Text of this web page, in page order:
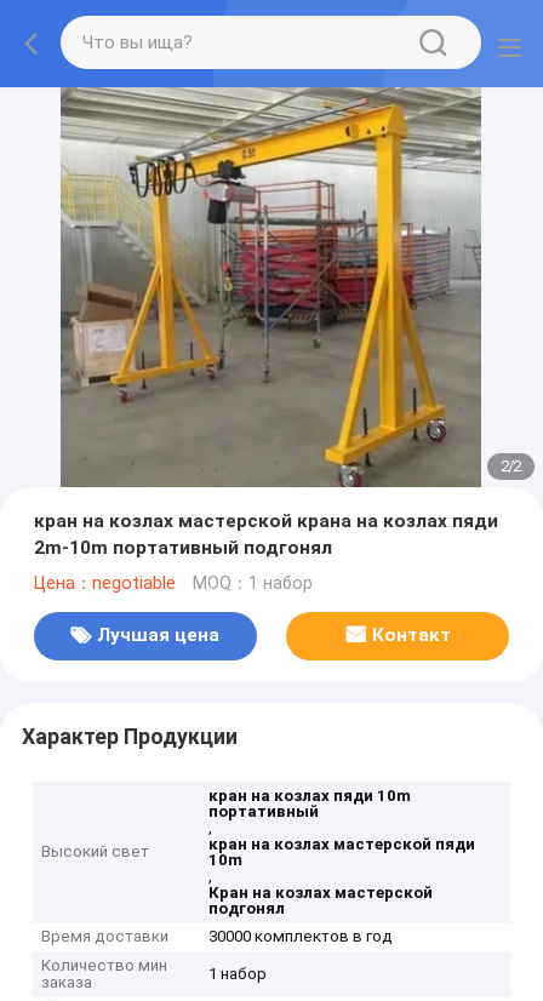
2/2
кран на козлах мастерской крана на козлах пяди
2m-10m портативный подгонял
Цена：negotiable MOQ：1 набор
Лучшая цена Контакт
Характер Продукции
Высокий свет
кран на козлах пяди 10m
портативный
,
кран на козлах мастерской пяди
10m
,
Кран на козлах мастерской
подгонял
Время доставки
30000 комплектов в год
Количество мин
заказа
1 набор